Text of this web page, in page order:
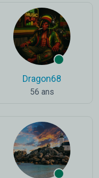
Dragon68
56 ans